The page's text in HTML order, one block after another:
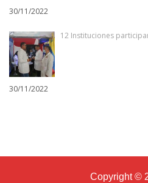
30/11/2022
12 Instituciones
30/11/2022
Copyright